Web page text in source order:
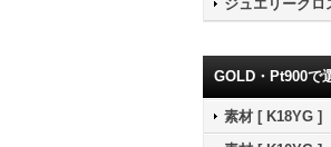
ジュエリークロ
GOLD・Pt900で
素材 [ K18YG ]